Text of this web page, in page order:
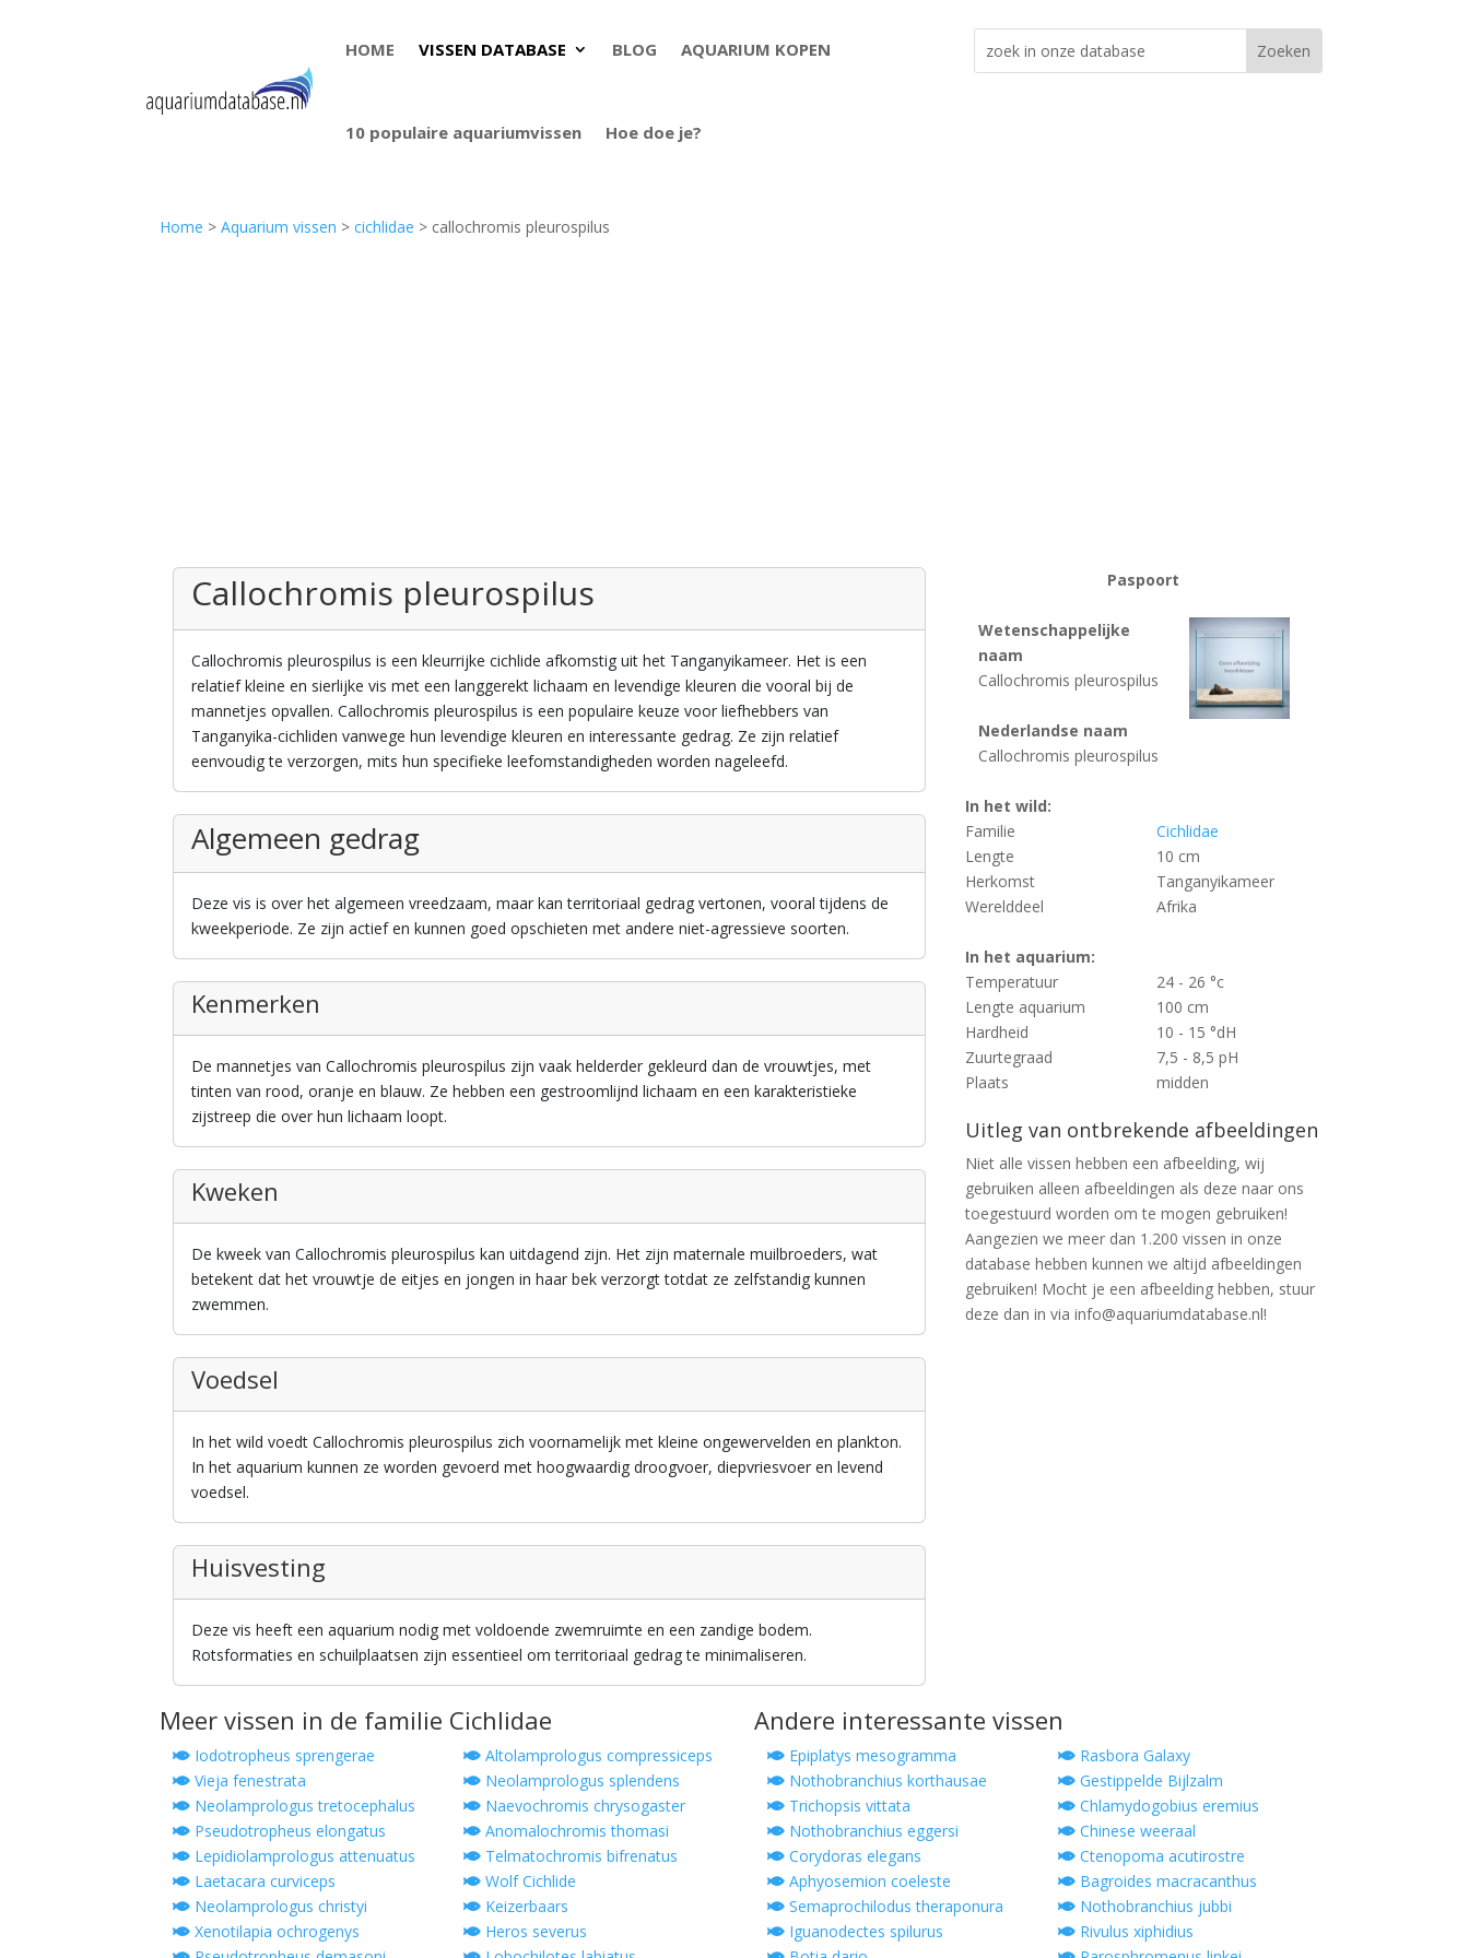
HOME VISSEN DATABASE BLOG AQUARIUM KOPEN
10 populaire aquariumvissen Hoe doe je?
Home >Aquarium vissen >cichlidae > callochromis pleurospilus
Paspoort
Wetenschappelijke
naam
Callochromis pleurospilus
Nederlandse naam
Callochromis pleurospilus
In het wild:
Familie
Cichlidae
Lengte
10 cm
Herkomst
Tanganyikameer
Werelddeel
Afrika
In het aquarium:
Temperatuur
24 - 26 °c
Lengte aquarium
100 cm
Hardheid
10 - 15 °dH
Zuurtegraad
7,5 - 8,5 pH
Plaats
midden
Uitleg van ontbrekende afbeeldingen
Niet alle vissen hebben een afbeelding, wij
gebruiken alleen afbeeldingen als deze naar ons
toegestuurd worden om te mogen gebruiken!
Aangezien we meer dan 1.200 vissen in onze
database hebben kunnen we altijd afbeeldingen
gebruiken! Mocht je een afbeelding hebben, stuur
deze dan in via info@aquariumdatabase.nl!
Callochromis pleurospilus
Callochromis pleurospilus is een kleurrijke cichlide afkomstig uit het Tanganyikameer. Het is een
relatief kleine en sierlijke vis met een langgerekt lichaam en levendige kleuren die vooral bij de
mannetjes opvallen. Callochromis pleurospilus is een populaire keuze voor liefhebbers van
Tanganyika-cichliden vanwege hun levendige kleuren en interessante gedrag. Ze zijn relatief
eenvoudig te verzorgen, mits hun specifieke leefomstandigheden worden nageleefd.
Algemeen gedrag
Deze vis is over het algemeen vreedzaam, maar kan territoriaal gedrag vertonen, vooral tijdens de
kweekperiode. Ze zijn actief en kunnen goed opschieten met andere niet-agressieve soorten.
Kenmerken
De mannetjes van Callochromis pleurospilus zijn vaak helderder gekleurd dan de vrouwtjes, met
tinten van rood, oranje en blauw. Ze hebben een gestroomlijnd lichaam en een karakteristieke
zijstreep die over hun lichaam loopt.
Kweken
De kweek van Callochromis pleurospilus kan uitdagend zijn. Het zijn maternale muilbroeders, wat
betekent dat het vrouwtje de eitjes en jongen in haar bek verzorgt totdat ze zelfstandig kunnen
zwemmen.
Voedsel
In het wild voedt Callochromis pleurospilus zich voornamelijk met kleine ongewervelden en plankton.
In het aquarium kunnen ze worden gevoerd met hoogwaardig droogvoer, diepvriesvoer en levend
voedsel.
Huisvesting
Deze vis heeft een aquarium nodig met voldoende zwemruimte en een zandige bodem.
Rotsformaties en schuilplaatsen zijn essentieel om territoriaal gedrag te minimaliseren.
Meer vissen in de familie Cichlidae
Iodotropheus sprengerae
Altolamprologus compressiceps
Vieja fenestrata
Neolamprologus splendens
Neolamprologus tretocephalus
Naevochromis chrysogaster
Pseudotropheus elongatus
Anomalochromis thomasi
Lepidiolamprologus attenuatus
Telmatochromis bifrenatus
Laetacara curviceps
Wolf Cichlide
Neolamprologus christyi
Keizerbaars
Xenotilapia ochrogenys
Heros severus
Andere interessante vissen
Epiplatys mesogramma
Rasbora Galaxy
Nothobranchius korthausae
Gestippelde Bijlzalm
Trichopsis vittata
Chlamydogobius eremius
Nothobranchius eggersi
Chinese weeraal
Corydoras elegans
Ctenopoma acutirostre
Aphyosemion coeleste
Bagroides macracanthus
Semaprochilodus theraponura
Nothobranchius jubbi
Iguanodectes spilurus
Rivulus xiphidius